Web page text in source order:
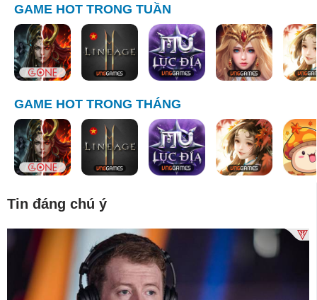
GAME HOT TRONG TUẦN
GAME HOT TRONG THÁNG
Tin đáng chú ý